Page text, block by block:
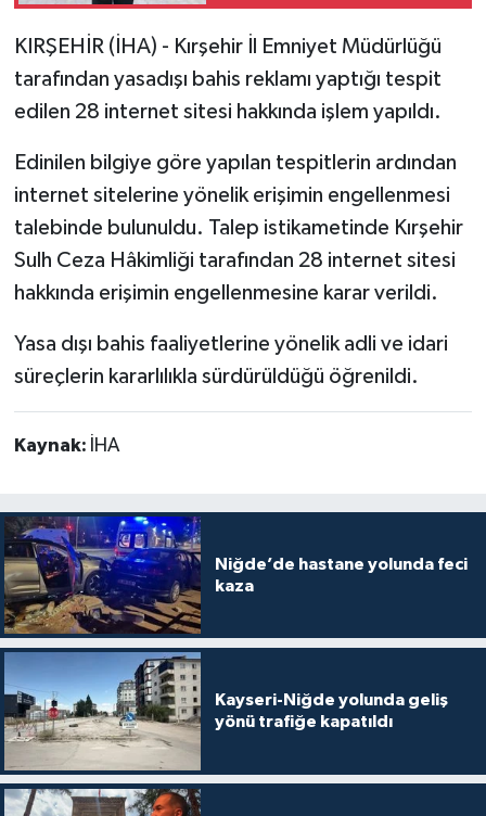
KIRŞEHİR (İHA) - Kırşehir İl Emniyet Müdürlüğü
tarafından yasadışı bahis reklamı yaptığı tespit
edilen 28 internet sitesi hakkında işlem yapıldı.
Edinilen bilgiye göre yapılan tespitlerin ardından
internet sitelerine yönelik erişimin engellenmesi
talebinde bulunuldu. Talep istikametinde Kırşehir
Sulh Ceza Hâkimliği tarafından 28 internet sitesi
hakkında erişimin engellenmesine karar verildi.
Yasa dışı bahis faaliyetlerine yönelik adli ve idari
süreçlerin kararlılıkla sürdürüldüğü öğrenildi.
Kaynak: İHA
Niğde’de hastane yolunda feci
kaza
Kayseri-Niğde yolunda geliş
yönü trafiğe kapatıldı